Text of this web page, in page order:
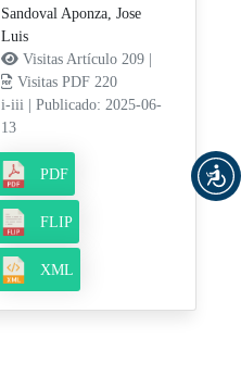
Sandoval Aponza, Jose
Luis
Visitas Artículo 209 |
Visitas PDF 220
i-iii
Publicado: 2025-06-
13
PDF
FLIP
XML